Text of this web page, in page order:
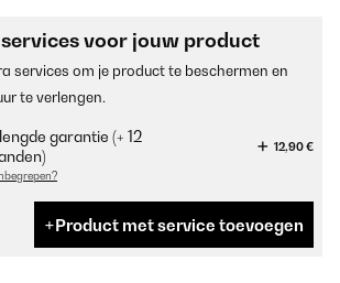
voor jouw product
services om je product te beschermen en
te verlengen.
garantie (+ 12
12,90 €
Product met service toevoegen